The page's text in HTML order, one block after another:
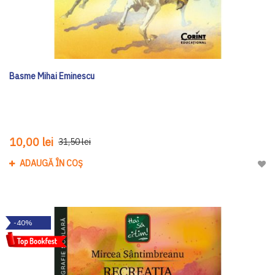
Basme Mihai Eminescu
10,00 lei 31,50 lei
ADAUGĂ ÎN COȘ
-40%